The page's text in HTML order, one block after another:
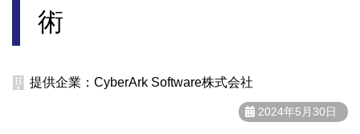
術
提供企業：CyberArk Software株式会社
2024年5月30日